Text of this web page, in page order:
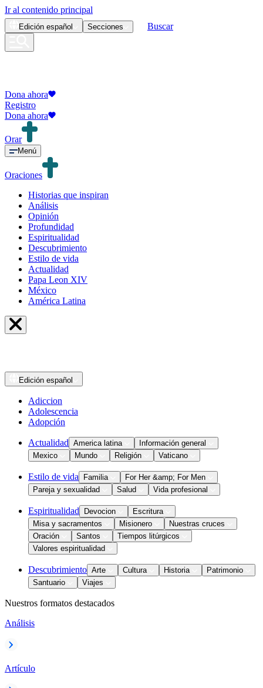
Ir al contenido principal
Edición español Secciones Buscar
Dona ahora
Registro
Dona ahora
Orar
Menú
Oraciones
Historias que inspiran
Análisis
Opinión
Profundidad
Espiritualidad
Descubrimiento
Estilo de vida
Actualidad
Papa Leon XIV
México
América Latina
Edición español
Adiccion
Adolescencia
Adopción
Actualidad America latina
Información general
Mexico
Mundo Religión Vaticano
Estilo de vida Familia
For Her &amp; For Men
Pareja y sexualidad
Salud Vida profesional
Espiritualidad Devocion
Escritura
Misa y sacramentos
Misionero
Nuestras cruces
Oración
Santos
Tiempos litúrgicos
Valores espiritualidad
Descubrimiento Arte Cultura Historia
Patrimonio
Santuario
Viajes
Nuestros formatos destacados
Análisis
Artículo